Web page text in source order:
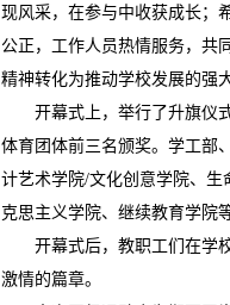
现风采，在参与中收获成长；
公正，工作人员热情服务，共
精神转化为推动学校发展的强
开幕式上，举行了升旗仪
体育团体前三名颁奖。学工部
计艺术学院/文化创意学院、
克思主义学院、继续教育学院
开幕式后，教职工们在学
激情的篇章。